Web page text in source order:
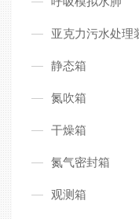
亚克力污水处理
静态箱
氮吹箱
干燥箱
氮气密封箱
观测箱